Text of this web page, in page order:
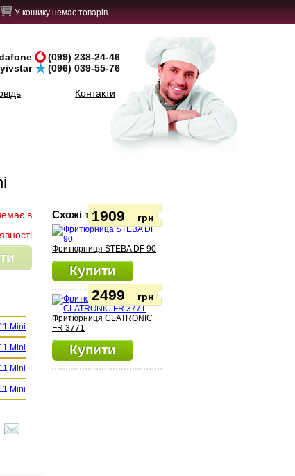
У кошику немає товарів
(099) 238-24-46
(096) 039-55-76
Контакти
в
Схожі товари
Фритюрниця STEBA DF 90
1909 грн
Купити
Фритюрниця CLATRONIC
FR 3771
2499 грн
Купити